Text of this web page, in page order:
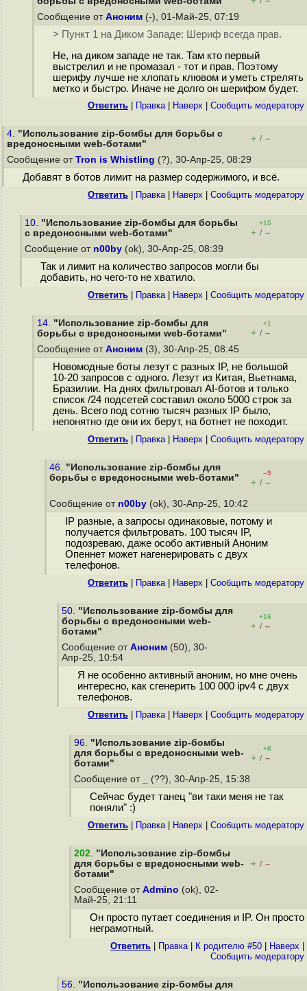
Сообщение от Аноним (-), 01-Май-25, 07:19
> Пункт 1 на Диком Западе: Шериф всегда прав.
Не, на диком западе не так. Там кто первый
выстрелил и не промазал - тот и прав. Поэтому
шерифу лучше не хлопать клювом и уметь стрелять
метко и быстро. Иначе не долго он шерифом будет.
Ответить Правка| Наверх Cообщить модератору
4. "Использование zip-бомбы для борьбы с
вредоносными web-ботами"
+ / –
Сообщение от Tron is Whistling (?), 30-Апр-25, 08:29
Добавят в ботов лимит на размер содержимого, и всё.
Ответить Правка| Наверх Cообщить модератору
10. "Использование zip-бомбы для борьбы
с вредоносными web-ботами"
+15
+ / –
Сообщение от n00by (ok), 30-Апр-25, 08:39
Так и лимит на количество запросов могли бы
добавить, но чего-то не хватило.
Ответить Правка| Наверх Cообщить модератору
14. "Использование zip-бомбы для
борьбы с вредоносными web-ботами"
+1
+ / –
Сообщение от Аноним (3), 30-Апр-25, 08:45
Новомодные боты лезут с разных IP, не большой
10-20 запросов с одного. Лезут из Китая, Вьетнама,
Бразилии. На днях фильтровал AI-ботов и только
список /24 подсетей составил около 5000 строк за
день. Всего под сотню тысяч разных IP было,
непонятно где они их берут, на ботнет не походит.
Ответить Правка| Наверх Cообщить модератору
46. "Использование zip-бомбы для
борьбы с вредоносными web-ботами"
–9
+ / –
Сообщение от n00by (ok), 30-Апр-25, 10:42
IP разные, а запросы одинаковые, потому и
получается фильтровать. 100 тысяч IP,
подозреваю, даже особо активный Аноним
Опеннет может нагенерировать с двух
телефонов.
Ответить Правка| Наверх Cообщить модератору
50. "Использование zip-бомбы для
борьбы с вредоносными web-
ботами"
+16
+ / –
Сообщение от Аноним (50), 30-
Апр-25, 10:54
Я не особенно активный аноним, но мне очень
интересно, как сгенерить 100 000 ipv4 с двух
телефонов.
Ответить Правка| Наверх Cообщить модератору
96. "Использование zip-бомбы
для борьбы с вредоносными web-
ботами"
+8
+ / –
Сообщение от (??), 30-Апр-25, 15:38
Сейчас будет танец "ви таки меня не так
поняли" :)
Ответить Правка| Наверх Cообщить модератору
202. "Использование zip-бомбы
для борьбы с вредоносными web-
ботами"
+ / –
Сообщение от Admino (ok), 02-
Май-25, 21:11
Он просто путает соединения и IP. Он просто
неграмотный.
Ответить Правка| К родителю #50 Наверх
Cообщить модератору
56. "Использование zip-бомбы для